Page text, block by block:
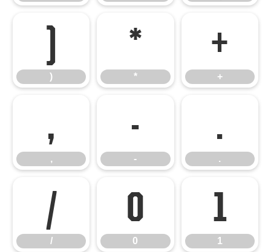
)
)
*
*
+
+
,
,
-
-
.
.
/
/
0
0
1
1